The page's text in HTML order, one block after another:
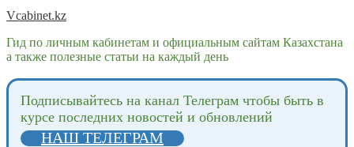
Vcabinet.kz
Гид по личным кабинетам и официальным сайтам Казахстана
а также полезные статьи на каждый день
Подпиcывайтесь на канал Телеграм чтобы быть в
курсе последних новостей и обновлений
НАШ ТЕЛЕГРАМ